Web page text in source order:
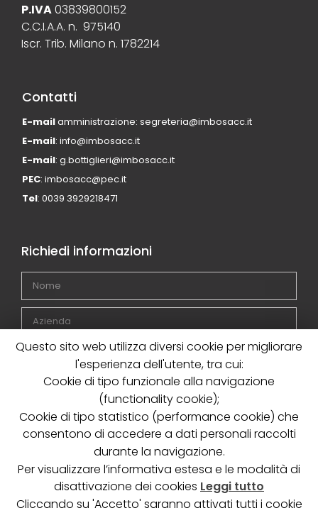
P.IVA03839800152
C.C.I.A.A. n. 975140
Iscr. Trib. Milano n. 1782214
Contatti
E-mailamministrazione: segreteria@imbosacc.it
E-mail: info@imbosacc.it
E-mail: g.bottiglieri@imbosacc.it
PEC: imbosacc@pec.it
Tel: 0039 3929218471
Richiedi informazioni
Dichiaro di avere letto ed accettato laPrivacy Policy
Questo sito web utilizza diversi cookie per migliorare
l'esperienza dell'utente, tra cui:
Cookie di tipo funzionale alla navigazione
(functionality cookie);
Cookie di tipo statistico (performance cookie) che
consentono di accedere a dati personali raccolti
durante la navigazione.
Per visualizzare l’informativa estesa e le modalità di
disattivazione dei cookies Leggi tutto
Cliccando su 'Accetto' saranno attivati tutti i cookie